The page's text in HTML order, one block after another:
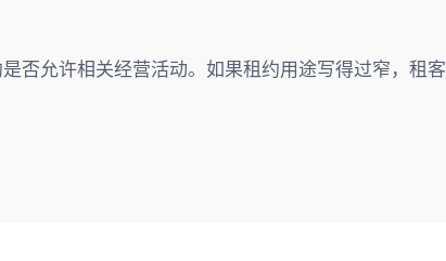
否允许相关经营活动。如果租约用途写得过窄，租客